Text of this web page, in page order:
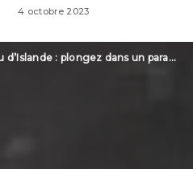
4 octobre 2023
: plongez dans un paradis naturel à couper le souffle !